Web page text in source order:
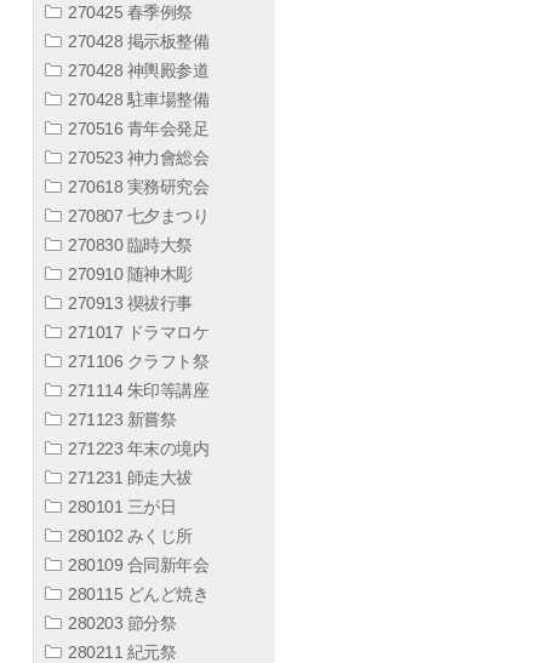
270425 春季例祭
270428 掲示板整備
270428 神輿殿参道
270428 駐車場整備
270516 青年会発足
270523 神力會総会
270618 実務研究会
270807 七夕まつり
270830 臨時大祭
270910 随神木彫
270913 禊祓行事
271017 ドラマロケ
271106 クラフト祭
271114 朱印等講座
271123 新嘗祭
271223 年末の境内
271231 師走大祓
280101 三が日
280102 みくじ所
280109 合同新年会
280115 どんど焼き
280203 節分祭
280211 紀元祭